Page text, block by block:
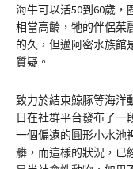
海牛可以活50到60歲，
相當高齡，牠的伴侶茱
的久，但邁阿密水族館
質疑。
致力於結束鯨豚等海洋
日在社群平台發布了一
一個偏遠的圓形小水池
髒，而這樣的狀況，已